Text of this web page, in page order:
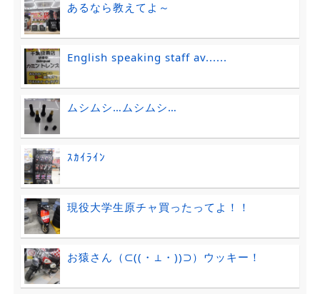
あるなら教えてよ～
English speaking staff av......
ムシムシ…ムシムシ…
ｽｶｲﾗｲﾝ
現役大学生原チャ買ったってよ！！
お猿さん（⊂((・⊥・))⊃）ウッキー！